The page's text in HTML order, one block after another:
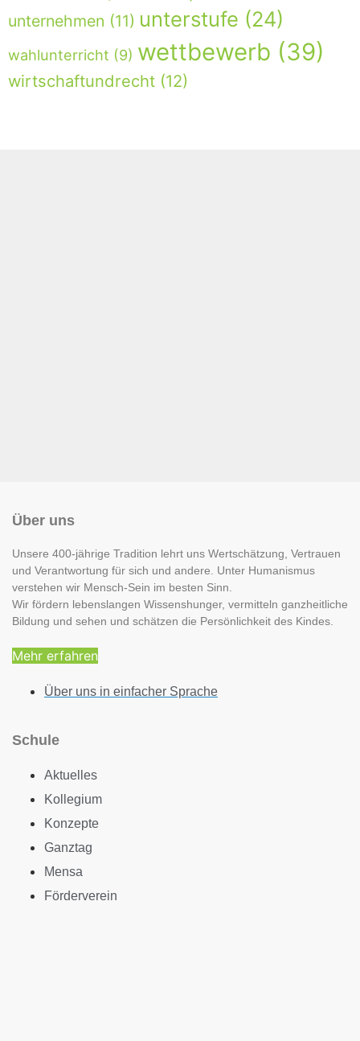
unternehmen (11) unterstufe (24)
wahlunterricht (9) wettbewerb (39)
wirtschaftundrecht (12)
Über uns
Unsere 400-jährige Tradition lehrt uns Wertschätzung, Vertrauen
und Verantwortung für sich und andere. Unter Humanismus
verstehen wir Mensch-Sein im besten Sinn.
Wir fördern lebenslangen Wissenshunger, vermitteln ganzheitliche
Bildung und sehen und schätzen die Persönlichkeit des Kindes.
Mehr erfahren
Über uns in einfacher Sprache
Schule
Aktuelles
Kollegium
Konzepte
Ganztag
Mensa
Förderverein